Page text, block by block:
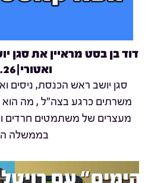
דוד בן בסט מראיין את סגן
ואטורי|31.7.26
סגן יושב ראש הכנסת, ניסים
משרתים כרגע בצה"ל , מה
מעצרים של משתמטים חרדים
בממשלה